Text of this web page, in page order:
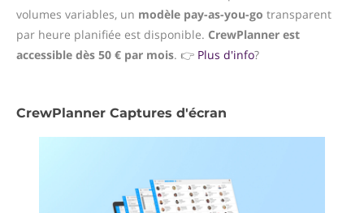
volumes variables, un modèle pay-as-you-go transparent
par heure planifiée est disponible. CrewPlanner est
accessible dès 50 € par mois. 👉 Plus d'info?
CrewPlanner Captures d'écran